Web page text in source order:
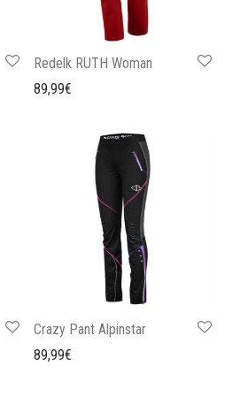
Redelk RUTH Woman
89,99€
Crazy Pant Alpinstar
89,99€